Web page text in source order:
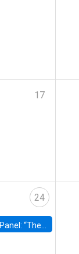
17
24
Panel: “The Economic Burden of Mental Health in Children and Adolescents: Why Expanding Access Matters”